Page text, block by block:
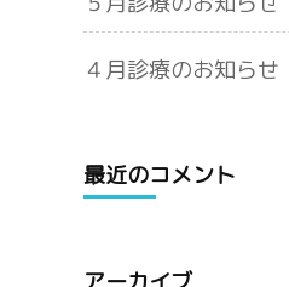
４月診療のお知らせ
最近のコメント